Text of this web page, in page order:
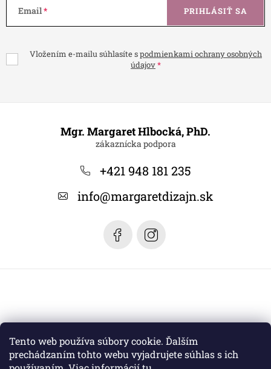
Tento web používa súbory cookie. Ďalším
prechádzaním tohto webu vyjadrujete súhlas s ich
Email
Vložením e-mailu súhlasíte spodmienkami ochrany osobných
údajov
PRIHLÁSIŤ SA
Mgr. Margaret Hlbocká, PhD.
+421 948 181 235
info@margaretdizajn.sk